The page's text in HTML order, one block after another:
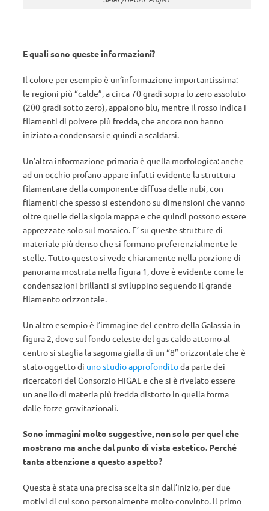
E quali sono queste informazioni?
Il colore per esempio è un’informazione importantissima:
le regioni più “calde”, a circa 70 gradi sopra lo zero assoluto
(200 gradi sotto zero), appaiono blu, mentre il rosso indica i
filamenti di polvere più fredda, che ancora non hanno
iniziato a condensarsi e quindi a scaldarsi.
Un’altra informazione primaria è quella morfologica: anche
ad un occhio profano appare infatti evidente la struttura
filamentare della componente diffusa delle nubi, con
filamenti che spesso si estendono su dimensioni che vanno
oltre quelle della sigola mappa e che quindi possono essere
apprezzate solo sul mosaico. E’ su queste strutture di
materiale più denso che si formano preferenzialmente le
stelle. Tutto questo si vede chiaramente nella porzione di
panorama mostrata nella figura 1, dove è evidente come le
condensazioni brillanti si sviluppino seguendo il grande
filamento orizzontale.
Un altro esempio è l’immagine del centro della Galassia in
figura 2, dove sul fondo celeste del gas caldo attorno al
centro si staglia la sagoma gialla di un “8” orizzontale che è
stato oggetto di uno studio approfonditoda parte dei
ricercatori del Consorzio HiGAL e che si è rivelato essere
un anello di materia più fredda distorto in quella forma
dalle forze gravitazionali.
Sono immagini molto suggestive, non solo per quel che
mostrano ma anche dal punto di vista estetico. Perché
tanta attenzione a questo aspetto?
Questa è stata una precisa scelta sin dall’inizio, per due
motivi di cui sono personalmente molto convinto. Il primo